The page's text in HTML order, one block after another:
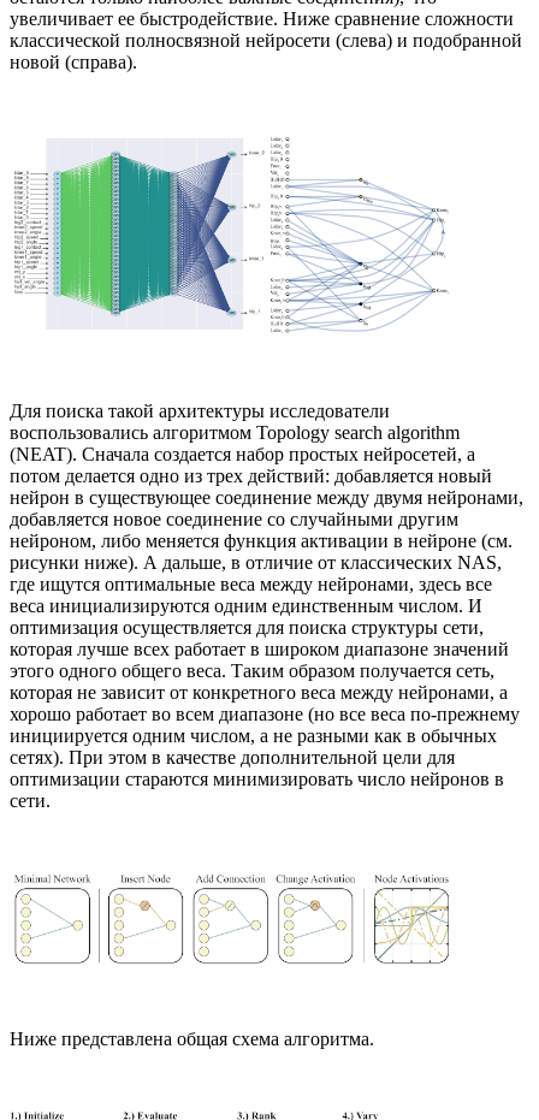
увеличивает ее быстродействие. Ниже сравнение сложности
классической полносвязной нейросети (слева) и подобранной
новой (справа).
Для поиска такой архитектуры исследователи
воспользовались алгоритмом Topology search algorithm
(NEAT). Сначала создается набор простых нейросетей, а
потом делается одно из трех действий: добавляется новый
нейрон в существующее соединение между двумя нейронами,
добавляется новое соединение со случайными другим
нейроном, либо меняется функция активации в нейроне (см.
рисунки ниже). А дальше, в отличие от классических NAS,
где ищутся оптимальные веса между нейронами, здесь все
веса инициализируются одним единственным числом. И
оптимизация осуществляется для поиска структуры сети,
которая лучше всех работает в широком диапазоне значений
этого одного общего веса. Таким образом получается сеть,
которая не зависит от конкретного веса между нейронами, а
хорошо работает во всем диапазоне (но все веса по-прежнему
инициируется одним числом, а не разными как в обычных
сетях). При этом в качестве дополнительной цели для
оптимизации стараются минимизировать число нейронов в
сети.
Ниже представлена общая схема алгоритма.